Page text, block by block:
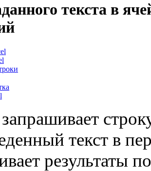
текста в
текст в
результаты